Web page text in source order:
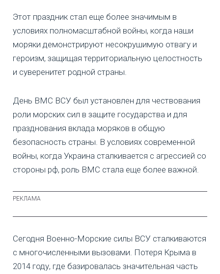
Этот праздник стал еще более значимым в
условиях полномасштабной войны, когда наши
моряки демонстрируют несокрушимую отвагу и
героизм, защищая территориальную целостность
и суверенитет родной страны.
День ВМС ВСУ был установлен для чествования
роли морских сил в защите государства и для
празднования вклада моряков в общую
безопасность страны. В условиях современной
войны, когда Украина сталкивается с агрессией со
стороны рф, роль ВМС стала еще более важной.
Сегодня Военно-Морские силы ВСУ сталкиваются
с многочисленными вызовами. Потеря Крыма в
2014 году, где базировалась значительная часть